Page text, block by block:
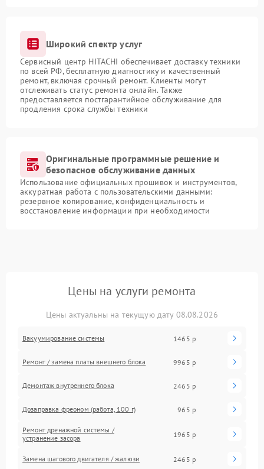
Широкий спектр услуг
Сервисный центр HITACHI обеспечивает доставку техники
по всей РФ, бесплатную диагностику и качественный
ремонт, включая срочный ремонт. Клиенты могут
отслеживать статус ремонта онлайн. Также
предоставляется постгарантийное обслуживание для
продления срока службы техники
Оригинальные программные решение и
безопасное обслуживание данных
Использование официальных прошивок и инструментов,
аккуратная работа с пользовательскими данными:
резервное копирование, конфиденциальность и
восстановление информации при необходимости
Цены на услуги ремонта
Цены актуальны на текущую дату 08.08.2026
Вакуумирование системы 1465 р
Ремонт / замена платы внешнего блока 9965 р
Демонтаж внутреннего блока 2465 р
Дозаправка фреоном (работа, 100 г) 965 р
Ремонт дренажной системы /
устранение засора
1965 р
Замена шагового двигателя / жалюзи 2465 р